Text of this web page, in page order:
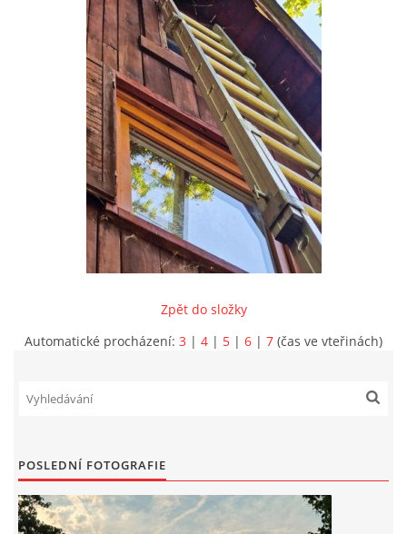
INFORMACE
záznamník/fax.377443505 mob.725725474
hasicikoterov@email.cz
Zpět do složky
Automatické procházení: 3 | 4 | 5 | 6 | 7 (čas ve vteřinách)
POSLEDNÍ FOTOGRAFIE